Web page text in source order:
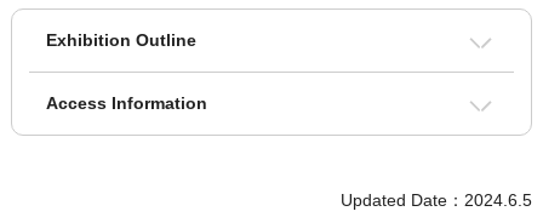
Exhibition Outline
Access Information
Updated Date：2024.6.5